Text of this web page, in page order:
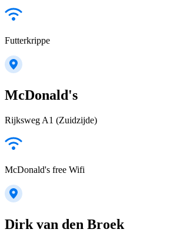
Futterkrippe
McDonald's
Rijksweg A1 (Zuidzijde)
McDonald's free Wifi
Dirk van den Broek